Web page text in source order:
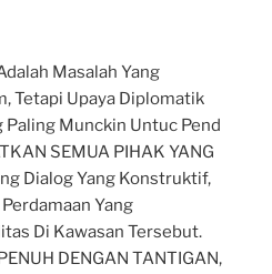
Masalah Yang
Tetapi Upaya Diplomatik
Paling Munckin Untuc Pend
SEMUA PIHAK YANG
Dialog Yang Konstruktif,
Yang
Di Kawasan Tersebut.
DENGAN TANTIGAN,